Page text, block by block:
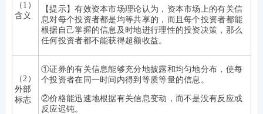
（1）
含义
【提示】有效资本市场理论认为，资本市场上的有关信
息对每个投资者都是均等共享的，而且每个投资者都能
根据自己掌握的信息及时地进行理性的投资决策，那么
任何投资者都不能获得超额收益。
（2）
外部
标志
①证券的有关信息能够充分地披露和均匀地分布，使每
个投资者在同一时间内得到等质等量的信息。
②价格能迅速地根据有关信息变动，而不是没有反应或
反应迟钝。